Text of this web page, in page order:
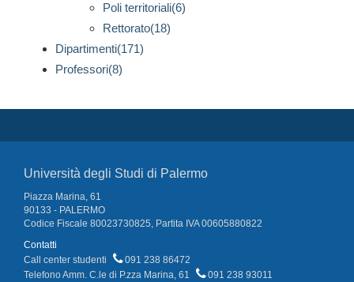
Poli territoriali(6)
Rettorato(18)
Dipartimenti(171)
Professori(8)
Università degli Studi di Palermo
Piazza Marina, 61
90133 - PALERMO
Codice Fiscale 80023730825, Partita IVA 00605880822
Contatti
Call center studenti
091 238 86472
Telefono Amm. C.le di P.zza Marina, 61
091 238 93011